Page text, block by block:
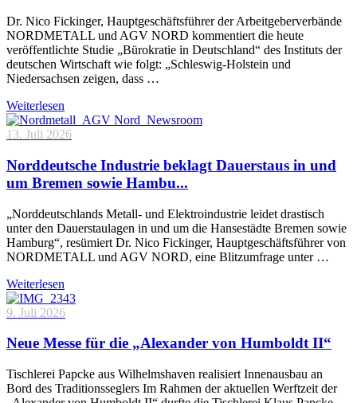
Dr. Nico Fickinger, Hauptgeschäftsführer der Arbeitgeberverbände
NORDMETALL und AGV NORD kommentiert die heute
veröffentlichte Studie „Bürokratie in Deutschland“ des Instituts der
deutschen Wirtschaft wie folgt: „Schleswig-Holstein und
Niedersachsen zeigen, dass …
Weiterlesen
13. Juli 2026
Norddeutsche Industrie beklagt Dauerstaus in und
um Bremen sowie Hambu...
„Norddeutschlands Metall- und Elektroindustrie leidet drastisch
unter den Dauerstaulagen in und um die Hansestädte Bremen sowie
Hamburg“, resümiert Dr. Nico Fickinger, Hauptgeschäftsführer von
NORDMETALL und AGV NORD, eine Blitzumfrage unter …
Weiterlesen
9. Juli 2026
Neue Messe für die „Alexander von Humboldt II“
Tischlerei Papcke aus Wilhelmshaven realisiert Innenausbau an
Bord des Traditionsseglers Im Rahmen der aktuellen Werftzeit der